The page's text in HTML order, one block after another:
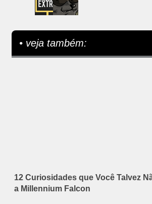
• veja também:
12 Curiosidades que Você Talvez
a Millennium Falcon